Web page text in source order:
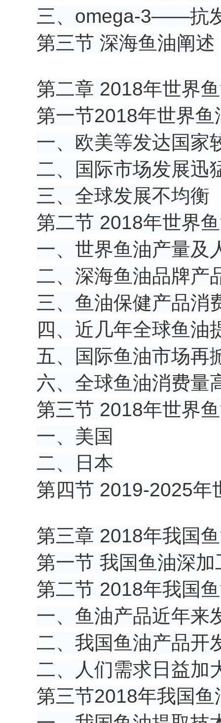
三、omega-3——抗
第三节 深海鱼油阐述
第二章 2018年世界
第一节2018年世界
一、欧美等发达国家
二、国际市场发展迅
三、全球发展不均衡
第二节 2018年世界
一、世界鱼油产量及
二、深海鱼油品牌产
三、鱼油保健产品消
四、近几年全球鱼油
五、国际鱼油市场再
六、全球鱼油消费量
第三节 2018年世界
一、美国
二、日本
第四节 2019-2025年
第三章 2018年我国
第一节 我国鱼油深
第二节 2018年我国
一、鱼油产品近年来
二、我国鱼油产品开
二、人们需求日益加
第三节2018年我国